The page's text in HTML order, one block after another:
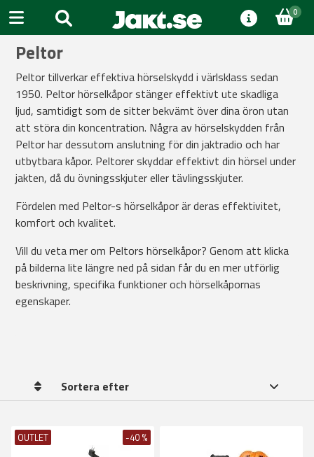
0
Peltor
Peltor tillverkar effektiva hörselskydd i värlsklass sedan
1950. Peltor hörselkåpor stänger effektivt ute skadliga
ljud, samtidigt som de sitter bekvämt över dina öron utan
att störa din koncentration. Några av hörselskydden från
Peltor har dessutom anslutning för din jaktradio och har
utbytbara kåpor. Peltorer skyddar effektivt din hörsel under
jakten, då du övningsskjuter eller tävlingsskjuter.
Fördelen med Peltor-s hörselkåpor är deras effektivitet,
komfort och kvalitet.
Vill du veta mer om Peltors hörselkåpor? Genom att klicka
på bilderna lite längre ned på sidan får du en mer utförlig
beskrivning, specifika funktioner och hörselkåpornas
egenskaper.
Sortera efter
OUTLET -40 %